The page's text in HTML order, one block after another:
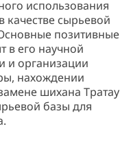
использования
качестве сырьевой
позитивные
в его научной
и организации
нахождении
шихана Тратау
базы для